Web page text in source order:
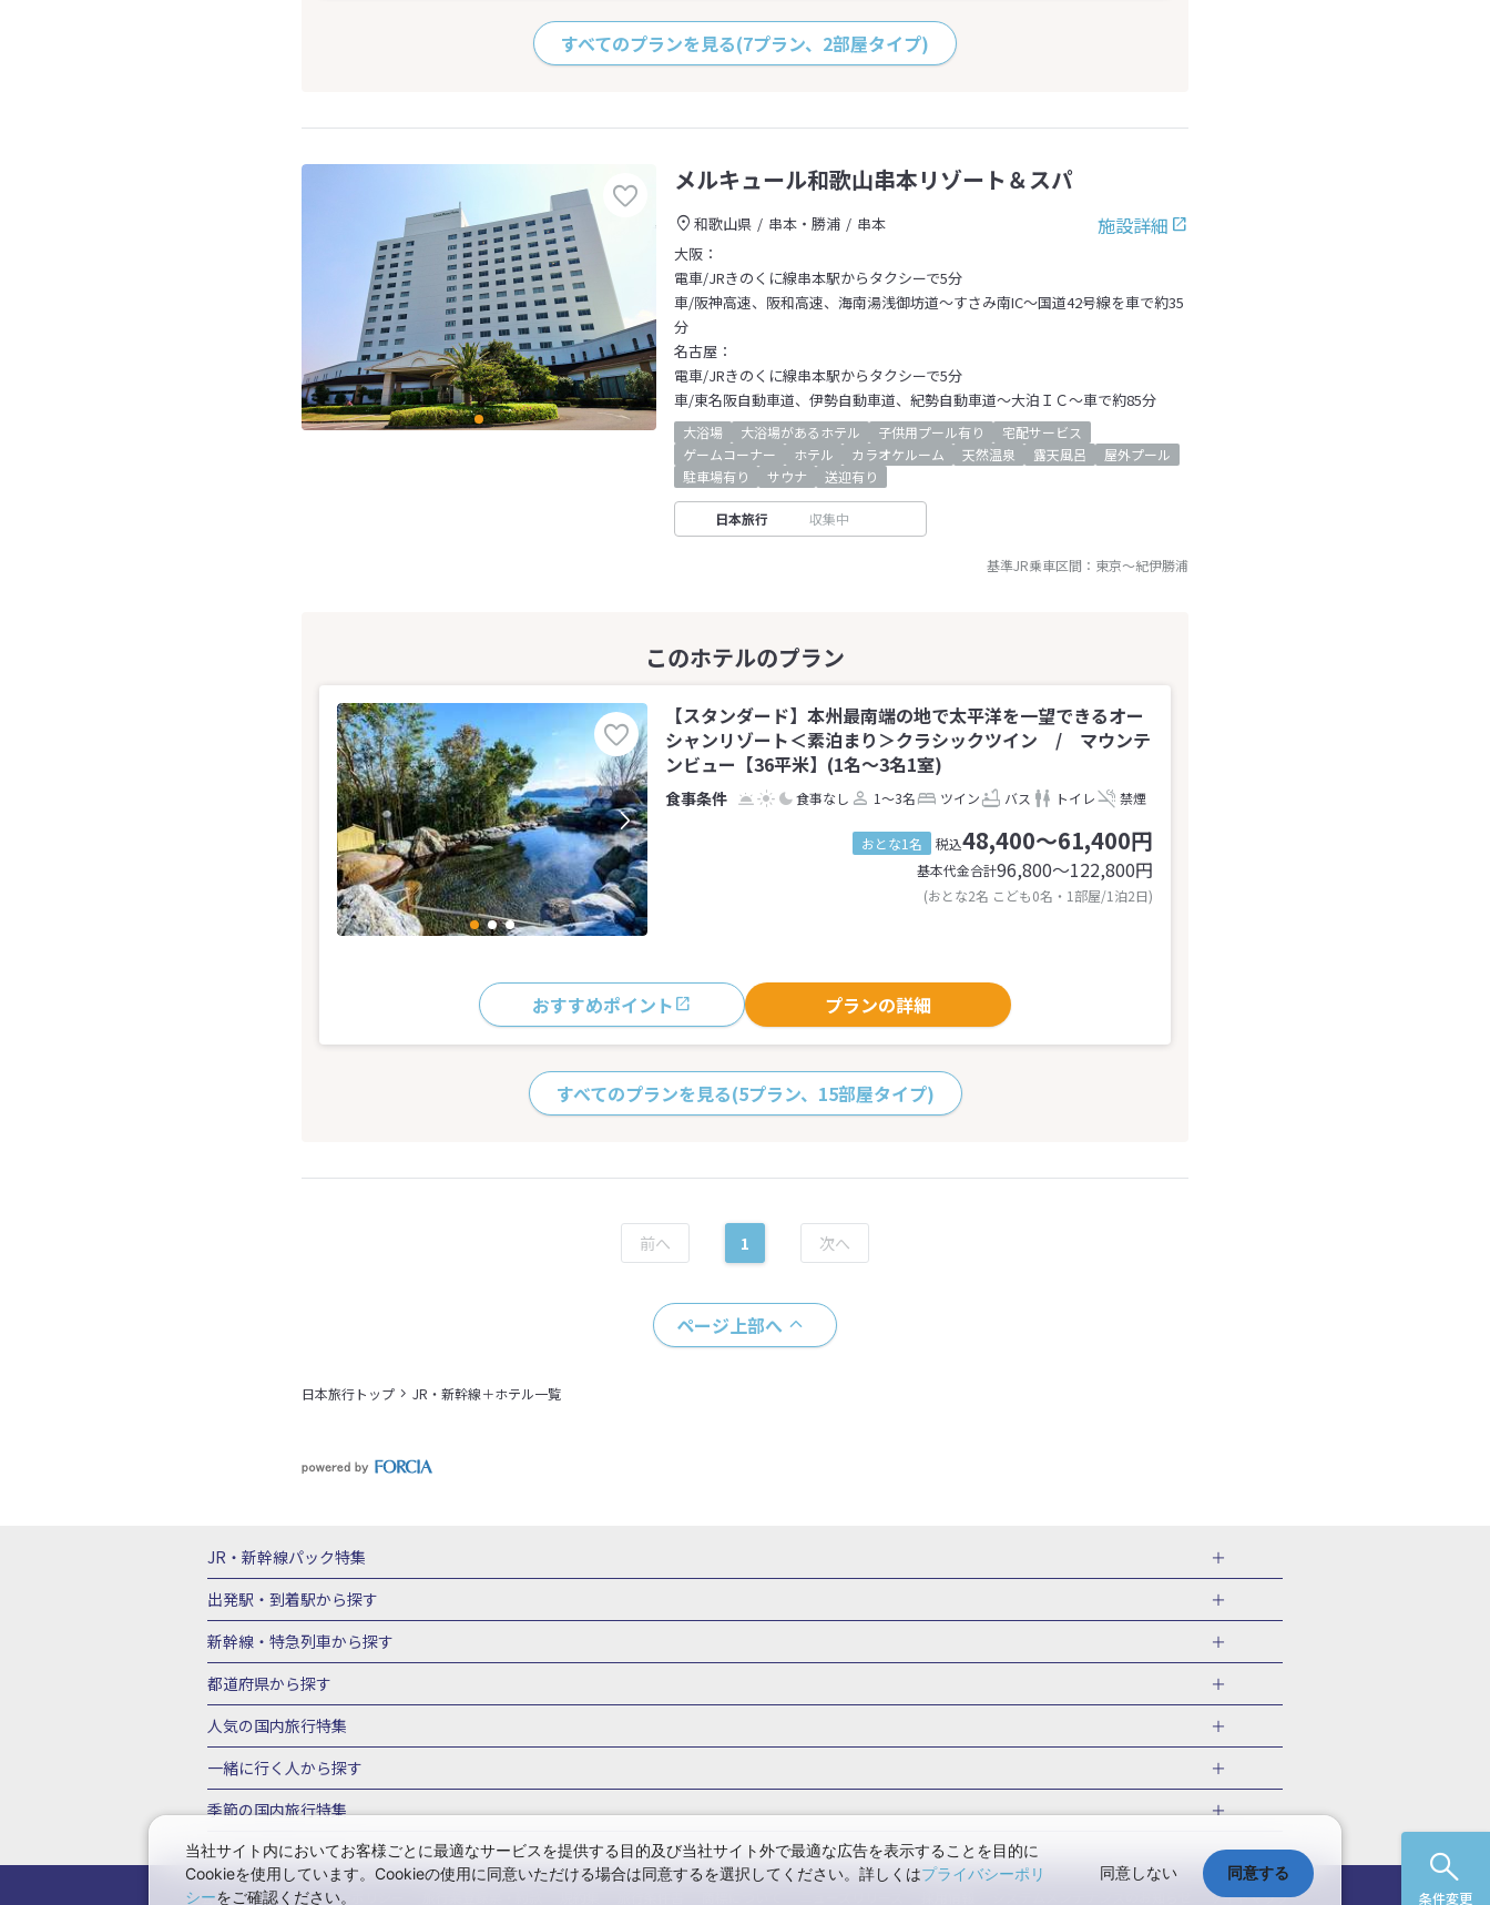
条件変更
すべてのプランを見る(7プラン、2部屋タイプ)
メルキュール和歌山串本リゾート＆スパ
施設詳細
和歌山県 串本・勝浦
串本
大阪：
電車/JRきのくに線串本駅からタクシーで5分
車/阪神高速、阪和高速、海南湯浅御坊道～すさみ南IC～国道42号線を車で約35
分
名古屋：
電車/JRきのくに線串本駅からタクシーで5分
車/東名阪自動車道、伊勢自動車道、紀勢自動車道～大泊ＩＣ～車で約85分
大浴場 大浴場があるホテル 子供用プール有り
宅配サービス
ゲームコーナー
ホテル カラオケルーム 天然温泉 露天風呂
屋外プール
駐車場有り
サウナ 送迎有り
日本旅行 収集中
基準JR乗車区間： 東京～紀伊勝浦
【スタンダード】本州最南端の地で太平洋を一望できるオー
シャンリゾート＜素泊まり＞クラシックツイン / マウンテ
ンビュー【36平米】(1名～3名1室)
食事なし 1～3名 ツイン バス トイレ 禁煙
おとな1名 税込48,400～61,400円
基本代金合計96,800〜122,800円
(おとな2名 こども0名・1部屋/1泊2日)
おすすめポイント プランの詳細
すべてのプランを見る(5プラン、15部屋タイプ)
1
ページ上部へ
日本旅行トップ JR・新幹線＋ホテル一覧
JR・新幹線パック特集
JR・新幹線＋ホテルパック
出発駅・到着駅から探す
秋田⇔東京 新幹線パック
富山⇔東京 新幹線パック
東京→青森 新幹線パック 東京→仙台 新幹線パック 東京 新幹線パック
東京→金沢 新幹線パック
東京→新潟 新幹線パック
東京⇔軽井沢 新幹線パック 東京→長野 新幹線パック
東京→名古屋 新幹線パック
東京→京都 新幹線パック
東京→広島 新幹線パック
新横浜⇔京都 新幹線パック
新横浜⇔大阪（新大阪） 新幹線パック 新横浜⇔広島 新幹線パック
名古屋→東京 新幹線パック
名古屋⇔岡山 新幹線パック
名古屋⇔広島 新幹線パック
名古屋→福岡（博多） 新幹線パック
大阪（新大阪）→東京 新幹線パック
大阪（新大阪）→名古屋 新幹線パック 大阪（新大阪）⇔金沢 新幹線パック
新幹線・特急列車から探す
北海道新幹線 旅行
上越新幹線 旅行
山陽新幹線 旅行 九州新幹線 旅行 西九州新幹線 旅行 特急サンダーバード 旅行
都道府県から探す
北海道旅行・ツアー
山形旅行・ツアー
福島旅行・ツアー 関東 東京旅行・ツアー 神奈川旅行・ツアー 埼玉旅行・ツアー
千葉旅行・ツアー
茨城旅行・ツアー
栃木旅行・ツアー 群馬旅行・ツアー 北陸 富山旅行・ツアー 石川旅行・ツアー
福井旅行・ツアー
甲信越
山梨旅行・ツアー 新潟旅行・ツアー 長野旅行・ツアー 東海 静岡旅行・ツアー
岐阜旅行・ツアー
愛知旅行・ツアー
三重旅行・ツアー 関西 滋賀旅行・ツアー 京都旅行・ツアー 大阪旅行・ツアー
兵庫旅行・ツアー
奈良旅行・ツアー
和歌山旅行・ツアー 四国 徳島旅行・ツアー 高知旅行・ツアー 香川旅行・ツアー
愛媛旅行・ツアー
人気の国内旅行特集
東京ディズニーリゾート®への旅
一緒に行く人から探す
一人旅 国内版
家族・子連れ旅行 国内版
季節の国内旅行特集
桜・お花見特集
ゴールデンウィーク（GW）の国内旅行 夏休み・お盆の国内旅行 7月の国内旅行
8月の国内旅行
9月の国内旅行
10月の国内旅行 11月の国内旅行 紅葉旅行 クリスマスの国内旅行
年末年始・お正月の国内旅行
会社情報 プライバシーポリシー サイトマップ
当社サイト内においてお客様ごとに最適なサービスを提供する目的及び当社サイト外で最適な広告を表示することを目的に
Cookieを使用しています。Cookieの使用に同意いただける場合は同意するを選択してください。詳しくはプライバシーポリ
シーをご確認ください。
同意しない 同意する